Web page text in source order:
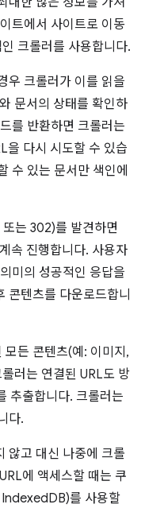
트에서 사이트로 이동
크롤러를 사용합니다.
우 크롤러가 이를 읽을
문서의 상태를 확인하
를 반환하면 크롤러는
을 다시 시도할 수 있습
수 있는 문서만 색인에
는 302)를 발견하면
속 진행합니다. 사용자
미의 성공적인 응답을
콘텐츠를 다운로드합니
든 콘텐츠(예: 이미지,
러는 연결된 URL도 방
추출합니다. 크롤러는
다.
않고 대신 나중에 크롤
에 액세스할 때는 쿠
IndexedDB)를 사용할